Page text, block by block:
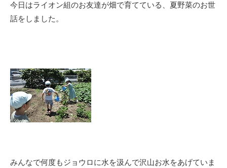
今日はライオン組のお友達が畑で育てている、夏野菜のお世
話をしました。
みんなで何度もジョウロに水を汲んで沢山お水をあげていま